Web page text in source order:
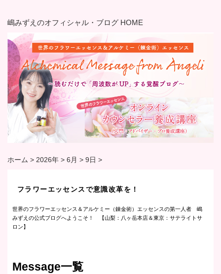
嶋みずえのオフィシャル・ブログ HOME
ホーム > 2026年 > 6月 > 9日 >
フラワーエッセンスで意識改革を！
世界のフラワーエッセンス＆アルケミー（錬金術）エッセンスの第一人者 嶋
みずえの公式ブログへようこそ！ 【山梨：八ヶ岳本店＆東京：サテライトサ
ロン】
Message一覧